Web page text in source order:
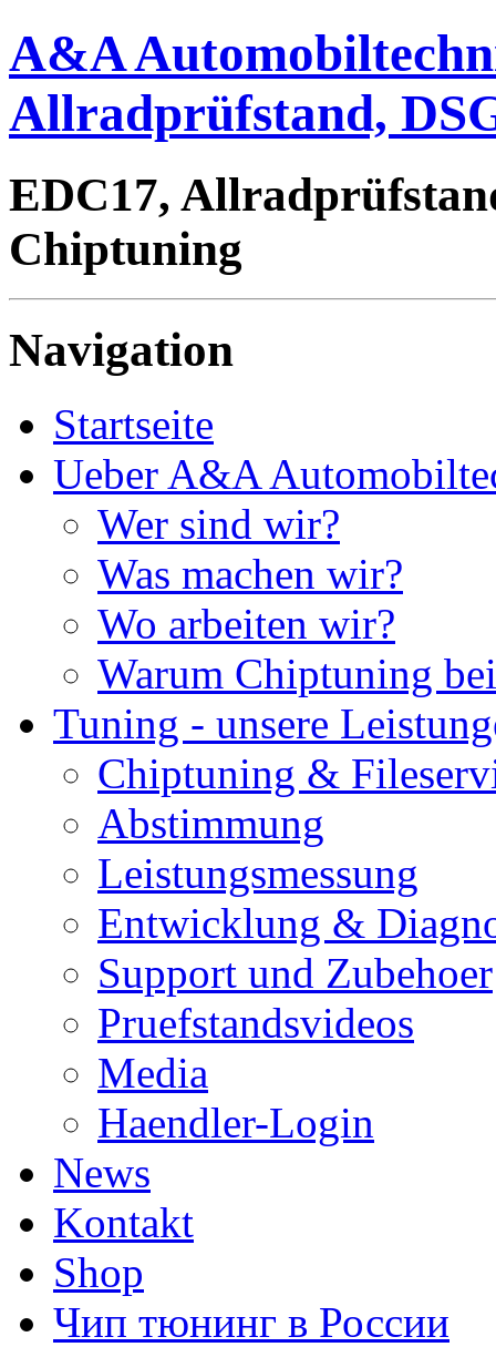
A&A
Allradprüfstand,
EDC17,
Chiptuning
Navigation
Startseite
Ueber A&A
Wer sind wir?
Was machen wir?
Wo arbeiten wir?
Warum Chiptuning
Tuning - unsere
Chiptuning &
Abstimmung
Leistungsmessung
Entwicklung &
Support und Zubehoer
Pruefstandsvideos
Media
Haendler-Login
News
Kontakt
Shop
Чип тюнинг в России